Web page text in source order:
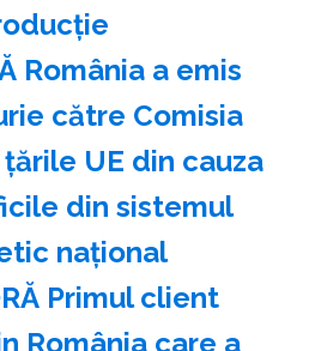
România a emis
către Comisia
UE din cauza
din sistemul
național
Primul client
România care a